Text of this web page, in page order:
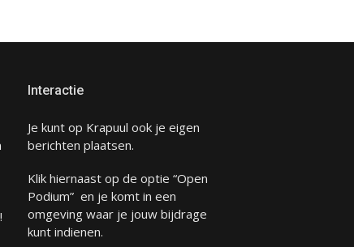
Interactie
Je kunt op Krapuul ook je eigen
berichten plaatsen.
Klik hiernaast op de optie “Open
Podium” en je komt in een
omgeving waar je jouw bijdrage
kunt indienen.